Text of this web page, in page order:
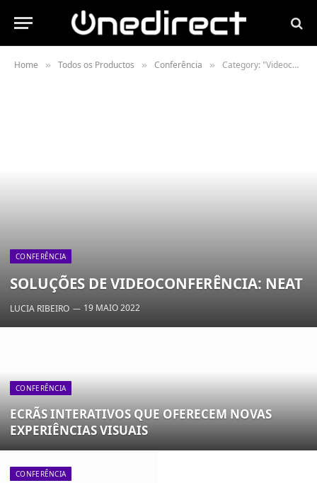
Home » Todos os Productos » Conferência » Category: "Videoconferências"
CONFERÊNCIA
SOLUÇÕES DE VIDEOCONFERÊNCIA: NEAT
LUCIA RIBEIRO 19 MAIO 2022
CONFERÊNCIA
ECRÃS INTERATIVOS QUE OFERECEM NOVAS
EXPERIÊNCIAS VISUAIS
CONFERÊNCIA